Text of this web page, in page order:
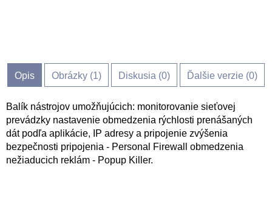
Opis Obrázky (1) Diskusia (0) Ďalšie verzie (0)
Balík nástrojov umožňujúcich: monitorovanie sieťovej
prevádzky nastavenie obmedzenia rýchlosti prenášaných
dát podľa aplikácie, IP adresy a pripojenie zvýšenia
bezpečnosti pripojenia - Personal Firewall obmedzenia
nežiaducich reklám - Popup Killer.